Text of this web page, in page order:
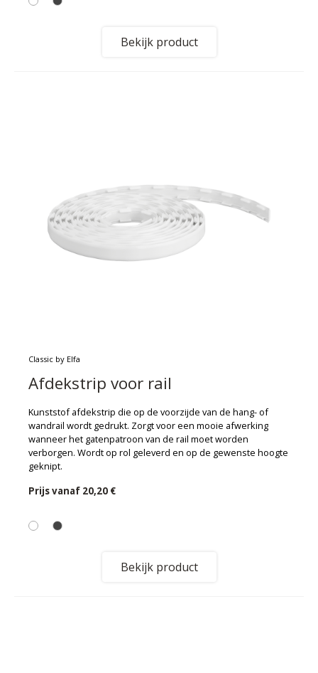
Bekijk product
Classic by Elfa
Afdekstrip voor rail
Kunststof afdekstrip die op de voorzijde van de hang- of
wandrail wordt gedrukt. Zorgt voor een mooie afwerking
wanneer het gatenpatroon van de rail moet worden
verborgen. Wordt op rol geleverd en op de gewenste hoogte
geknipt.
Prijs vanaf 20,20 €
Bekijk product